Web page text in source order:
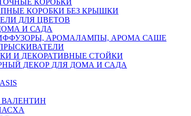
КОРОБКИ
КОРОБКИ БЕЗ КРЫШКИ
ДЛЯ ЦВЕТОВ
И САДА
АРОМАЛАМПЫ, АРОМА САШЕ
И ДЕКОРАТИВНЫЕ СТОЙКИ
ДЕКОР ДЛЯ ДОМА И САДА
ВАЛЕНТИН